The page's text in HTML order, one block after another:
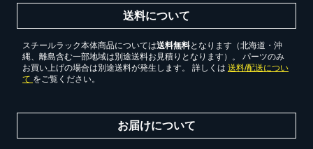
送料について
スチールラック本体商品については送料無料となります（北海道・沖
縄、離島含む一部地域は別途送料お見積りとなります）。 パーツのみ
お買い上げの場合は別途送料が発生します。 詳しくは 送料/配送につい
て をご覧ください。
お届けについて